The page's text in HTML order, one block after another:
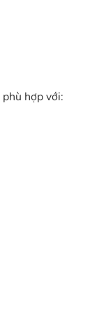
phù hợp với: